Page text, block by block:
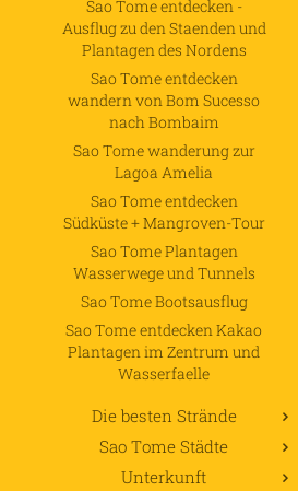
Sao Tome entdecken -
Ausflug zu den Staenden und
Plantagen des Nordens
Sao Tome entdecken
wandern von Bom Sucesso
nach Bombaim
Sao Tome wanderung zur
Lagoa Amelia
Sao Tome entdecken
Südküste + Mangroven-Tour
Sao Tome Plantagen
Wasserwege und Tunnels
Sao Tome Bootsausflug
Sao Tome entdecken Kakao
Plantagen im Zentrum und
Wasserfaelle
Die besten Strände
Sao Tome Städte
Unterkunft